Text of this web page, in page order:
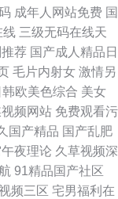
成年人网站免费 国
线 三级无码在线天
荐 国产成人精品日
毛片内射女 激情另
韩欧美色综合 美女
频网站 免费观看污
国产精品 国产乱肥
夜理论 久草视频深
91精品国产社区
频三区 宅男福利在